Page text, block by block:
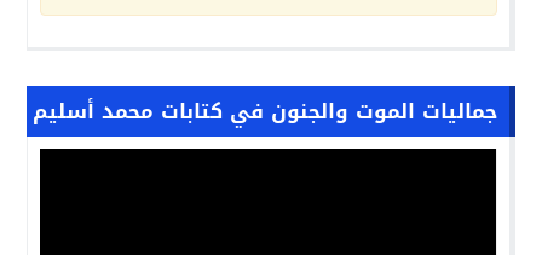
جماليات الموت والجنون في كتابات محمد أسليم
مشغل